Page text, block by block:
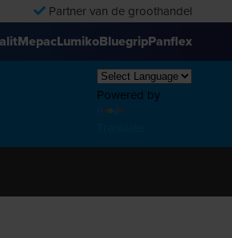
Partner van de groothandel
MepacLumikoBluegripPanflex
Powered by